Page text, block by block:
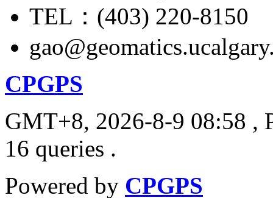
TEL：(403) 220-8150
CPGPS
GMT+8, 2026-8-9 08:58 ,
16 queries .
Powered by CPGPS